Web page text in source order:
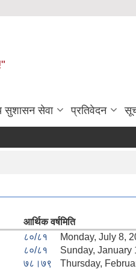
सुशासन सेवा प्रतिवेदन
आर्थिक वर्षमिति
८०/८१ Monday, July 8,
८०/८१ Sunday, January
७८।७९ Thursday,